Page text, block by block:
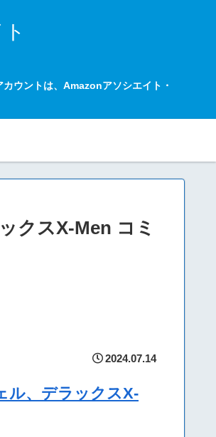
ウントは、Amazonアソシエイト・
クスX-Men コミ
2024.07.14
ル、デラックスX-